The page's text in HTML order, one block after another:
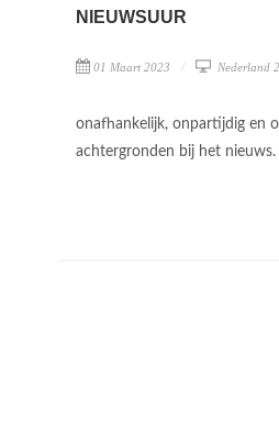
NIEUWSUUR
01 Maart 2023 Nederland 2
onafhankelijk, onpartijdig en
achtergronden bij het nieuws.